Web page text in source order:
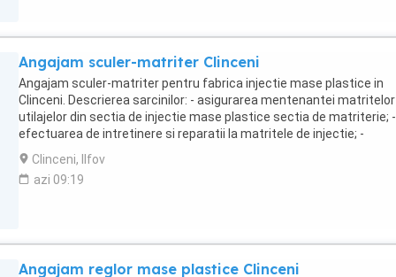
Angajam sculer-matriter Clinceni
Angajam sculer-matriter pentru fabrica injectie mase plastice in
Clinceni. Descrierea sarcinilor: - asigurarea mentenantei
utilajelor din sectia de injectie mase plastice sectia de matriterie; -
efectuarea de intretinere si reparatii la matritele de injectie; -
asigurarea bunei functionari a masinilor - unelte: freze, strunguri,
masini de erozimat, masini de rectificat, laser; - respectarea
de lucru specifice la executarea lucrarilor pe masini-unelte,
mecanica, montaj de stante si matrite; - verificarea si pregatirea
Clinceni, Ilfov
azi 09:19
Angajam reglor mase plastice Clinceni